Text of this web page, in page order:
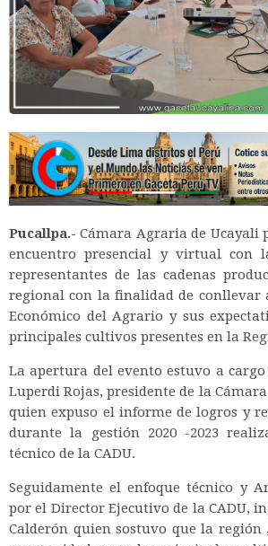
Pucallpa.- Cámara Agraria de Ucayali
encuentro presencial y virtual con
representantes de las cadenas
regional con la finalidad de conllevar
Económico del Agrario y sus
principales cultivos presentes en la
La apertura del evento estuvo a cargo
Luperdi Rojas, presidente de la
quien expuso el informe de logros y
durante la gestión 2020 -2023
técnico de la CADU.
Seguidamente el enfoque técnico y
por el Director Ejecutivo de la CADU,
Calderón quien sostuvo que la región